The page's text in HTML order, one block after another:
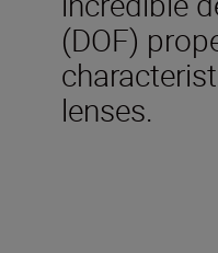
(DOF)
lenses.